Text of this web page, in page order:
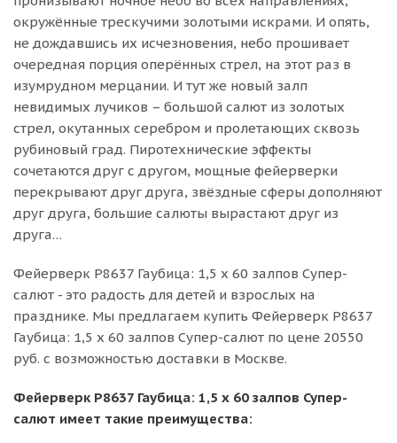
окружённые трескучими золотыми искрами. И опять,
не дождавшись их исчезновения, небо прошивает
очередная порция оперённых стрел, на этот раз в
изумрудном мерцании. И тут же новый залп
невидимых лучиков – большой салют из золотых
стрел, окутанных серебром и пролетающих сквозь
рубиновый град. Пиротехнические эффекты
сочетаются друг с другом, мощные фейерверки
перекрывают друг друга, звёздные сферы дополняют
друг друга, большие салюты вырастают друг из
друга…
Фейерверк Р8637 Гаубица: 1,5 х 60 залпов Супер-
салют - это радость для детей и взрослых на
празднике. Мы предлагаем купить Фейерверк Р8637
Гаубица: 1,5 х 60 залпов Супер-салют по цене 20550
руб. с возможностью доставки в Москве.
Фейерверк Р8637 Гаубица: 1,5 х 60 залпов Супер-
салют имеет такие преимущества: